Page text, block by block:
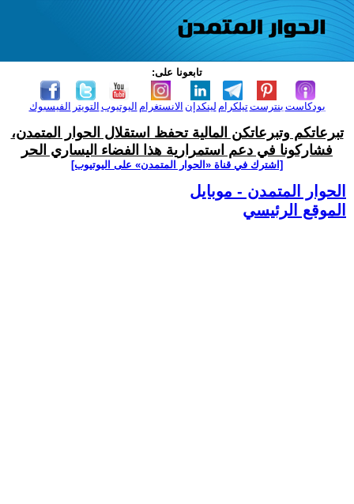
تابعونا على:
الفيسبوك التويتر اليوتيوب الانستغرام لينكدإن تيلكرامبنترست بودكاست
تبرعاتكم وتبرعاتكن المالية تحفظ استقلال الحوار المتمدن،
فشاركونا في دعم استمرارية هذا الفضاء اليساري الحر
[اشترك في قناة ‫«الحوار المتمدن» على اليوتيوب]
الحوار المتمدن - موبايل
الموقع الرئيسي